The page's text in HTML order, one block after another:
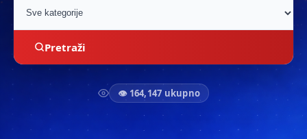
Pretraži
👁 164,147 ukupno